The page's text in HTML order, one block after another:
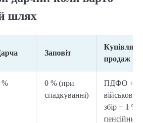
шлях
Заповіт
Купівля-
продаж
%
0 % (при
спадкуванні)
ПДФО +
військовий
збір + 1 %
пенсійний